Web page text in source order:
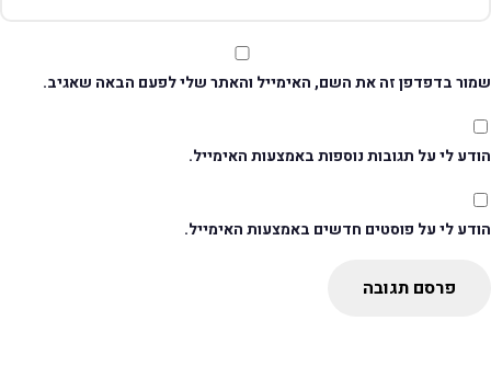
בדפדפן זה את השם, האימייל והאתר שלי לפעם הבאה שאגיב.
לי על תגובות נוספות באמצעות האימייל.
לי על פוסטים חדשים באמצעות האימייל.
פרסם תגובה